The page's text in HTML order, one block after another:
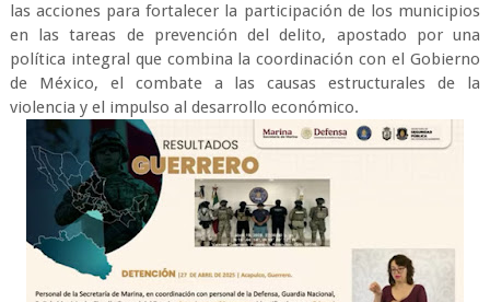
las acciones para fortalecer la participación de los municipios
en las tareas de prevención del delito, apostado por una
política integral que combina la coordinación con el Gobierno
de México, el combate a las causas estructurales de la
violencia y el impulso al desarrollo económico.